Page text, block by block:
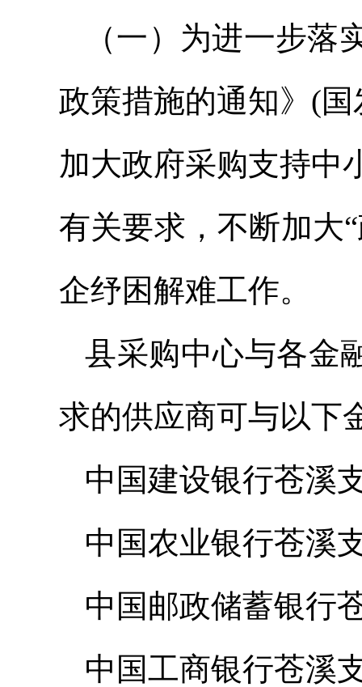
（一）为进一步
政策措施的通知》(
加大政府采购支持中
有关要求，不断加大
企纾困解难工作。
县采购中心与各金
求的供应商可与以下
中国建设银行苍溪
中国农业银行苍溪
中国邮政储蓄银行
中国工商银行苍溪